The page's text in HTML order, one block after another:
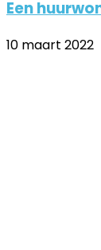
Een
10 maart 2022